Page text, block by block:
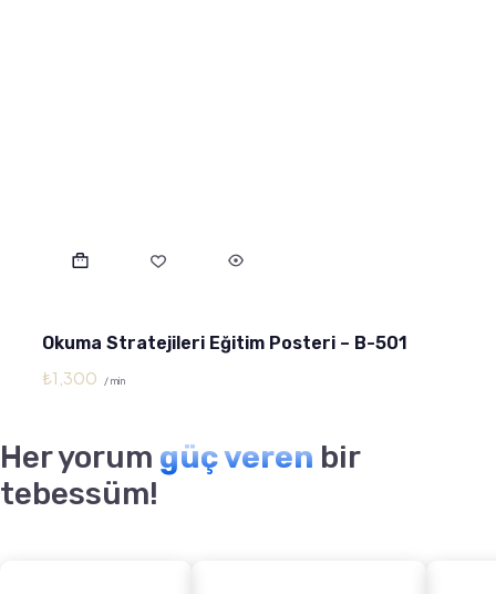
Okuma Stratejileri Eğitim Posteri – B-501
₺1,300 / min
Her yorum güç veren bir
tebessüm!